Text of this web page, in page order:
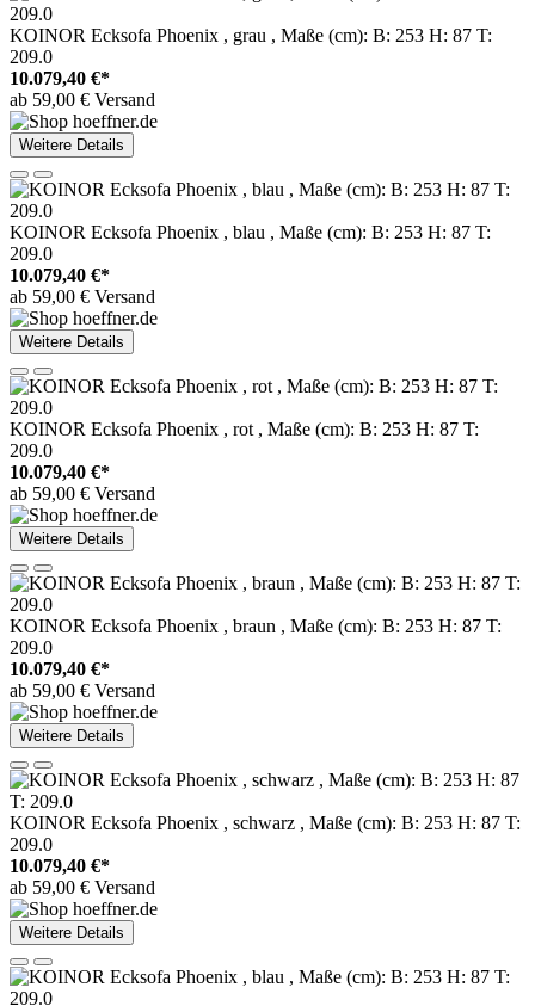
KOINOR Ecksofa Phoenix , grau , Maße (cm): B: 253 H: 87 T:
209.0
10.079,40 €*
ab 59,00 € Versand
Weitere Details
KOINOR Ecksofa Phoenix , blau , Maße (cm): B: 253 H: 87 T:
209.0
10.079,40 €*
ab 59,00 € Versand
Weitere Details
KOINOR Ecksofa Phoenix , rot , Maße (cm): B: 253 H: 87 T:
209.0
10.079,40 €*
ab 59,00 € Versand
Weitere Details
KOINOR Ecksofa Phoenix , braun , Maße (cm): B: 253 H: 87 T:
209.0
10.079,40 €*
ab 59,00 € Versand
Weitere Details
KOINOR Ecksofa Phoenix , schwarz , Maße (cm): B: 253 H: 87 T:
209.0
10.079,40 €*
ab 59,00 € Versand
Weitere Details